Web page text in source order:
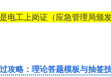
电工上岗证（应急管理局颁
攻略：理论答题模板与抽签